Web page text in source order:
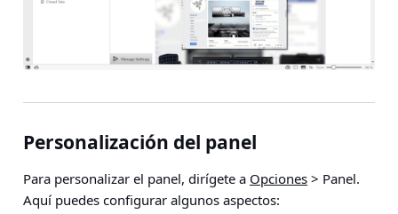
Personalización del panel
Para personalizar el panel, dirígete a Opciones > Panel.
Aquí puedes configurar algunos aspectos: